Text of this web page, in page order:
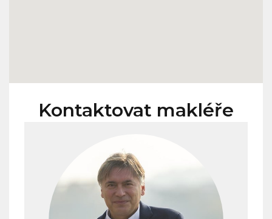
Kontaktovat makléře